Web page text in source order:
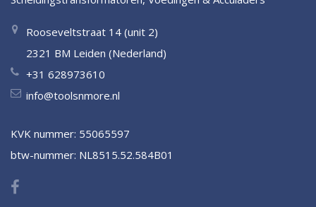
Rooseveltstraat 14 (unit 2)
2321 BM Leiden (Nederland)
+31 628973610
info@toolsnmore.nl
KVK nummer: 55065597
btw-nummer: NL8515.52.584B01